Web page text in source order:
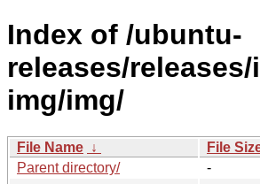
Index of /ubuntu-
releases/
img/img/
File Name ↓ File
Parent directory/
-